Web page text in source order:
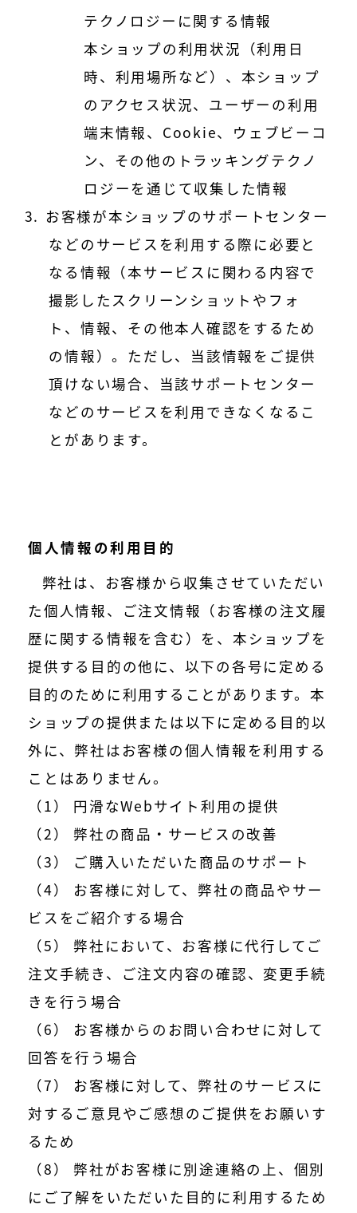
テクノロジーに関する情報
本ショップの利用状況（利用日
時、利用場所など）、本ショップ
のアクセス状況、ユーザーの利用
端末情報、Cookie、ウェブビーコ
ン、その他のトラッキングテクノ
ロジーを通じて収集した情報
お客様が本ショップのサポートセンター
などのサービスを利用する際に必要と
なる情報（本サービスに関わる内容で
撮影したスクリーンショットやフォ
ト、情報、その他本人確認をするため
の情報）。ただし、当該情報をご提供
頂けない場合、当該サポートセンター
などのサービスを利用できなくなるこ
とがあります。
個人情報の利用目的
弊社は、お客様から収集させていただい
た個人情報、ご注文情報（お客様の注文履
歴に関する情報を含む）を、本ショップを
提供する目的の他に、以下の各号に定める
目的のために利用することがあります。本
ショップの提供または以下に定める目的以
外に、弊社はお客様の個人情報を利用する
ことはありません。
（1） 円滑なWebサイト利用の提供
（2） 弊社の商品・サービスの改善
（3） ご購入いただいた商品のサポート
（4） お客様に対して、弊社の商品やサー
ビスをご紹介する場合
（5） 弊社において、お客様に代行してご
注文手続き、ご注文内容の確認、変更手続
きを行う場合
（6） お客様からのお問い合わせに対して
回答を行う場合
（7） お客様に対して、弊社のサービスに
対するご意見やご感想のご提供をお願いす
るため
（8） 弊社がお客様に別途連絡の上、個別
にご了解をいただいた目的に利用するため